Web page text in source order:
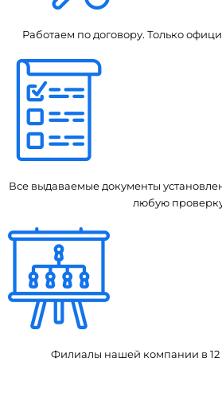
Работаем по договору. Только
Все выдаваемые документы
любую
Филиалы нашей компании в 12